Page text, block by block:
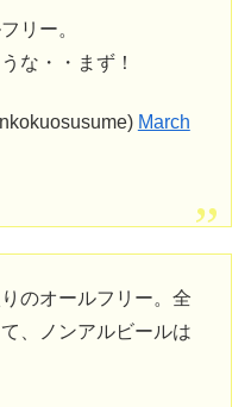
リー。
な・・まず！
March
のオールフリー。全
、ノンアルビールは